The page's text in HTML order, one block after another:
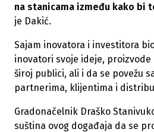
na stanicama između kako bi
je Dakić.
Sajam inovatora i investitora
inovatori svoje ideje,
široj publici, ali i da se povežu
partnerima, klijentima i
Gradonačelnik Draško
suština ovog događaja da se